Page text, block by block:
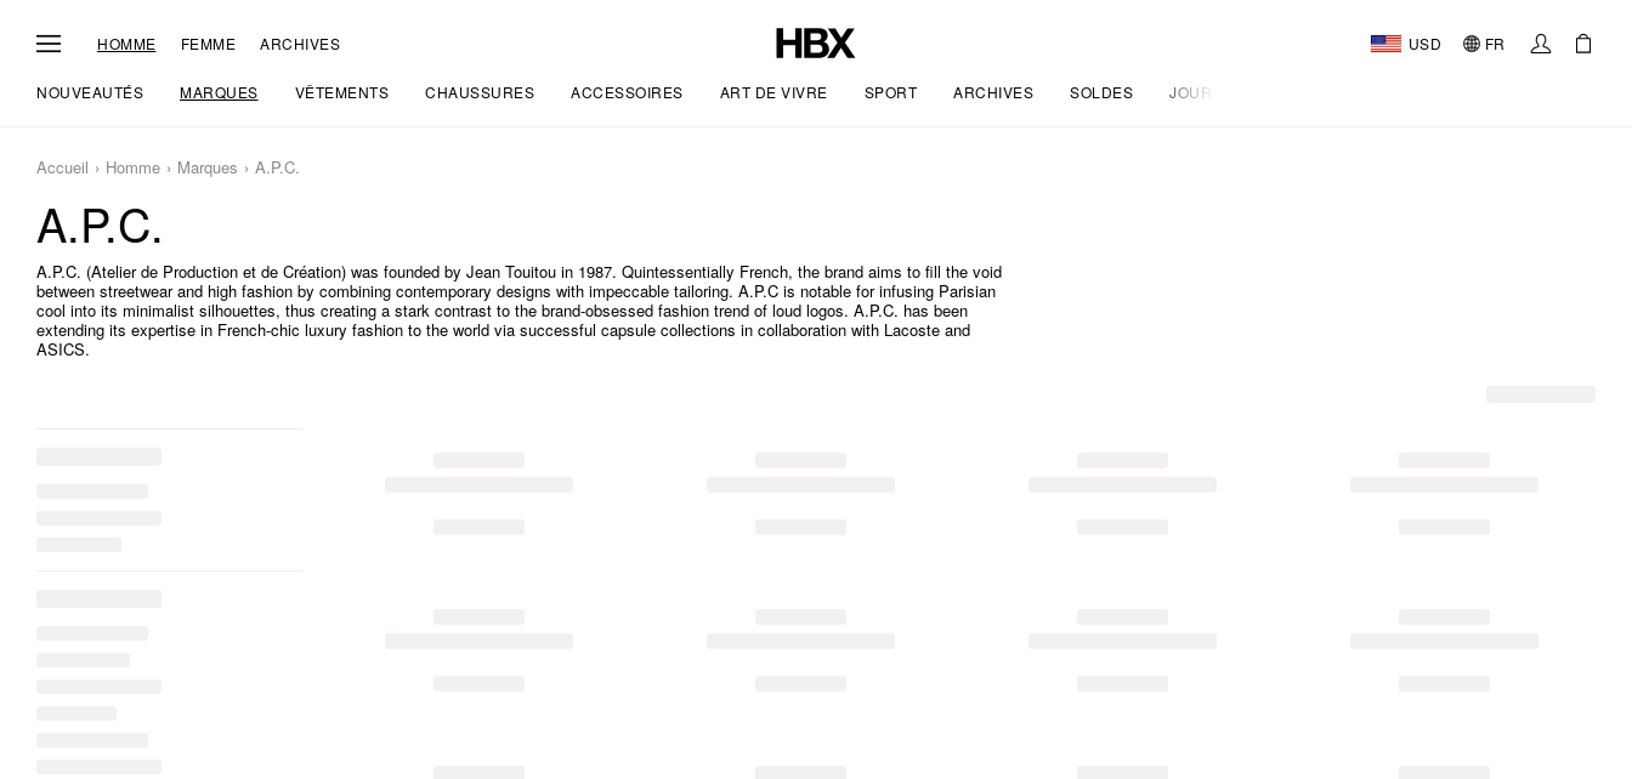
HOMME FEMME ARCHIVES USD FR
NOUVEAUTÉS MARQUES VÊTEMENTS CHAUSSURES ACCESSOIRES ART DE VIVRE SPORT ARCHIVES SOLDES JOURNAL
Accueil Homme Marques A.P.C.
A.P.C.
A.P.C. (Atelier de Production et de Création) was founded by Jean Touitou in 1987. Quintessentially French, the brand aims to fill the void
between streetwear and high fashion by combining contemporary designs with impeccable tailoring. A.P.C is notable for infusing Parisian
cool into its minimalist silhouettes, thus creating a stark contrast to the brand-obsessed fashion trend of loud logos. A.P.C. has been
extending its expertise in French-chic luxury fashion to the world via successful capsule collections in collaboration with Lacoste and
ASICS.